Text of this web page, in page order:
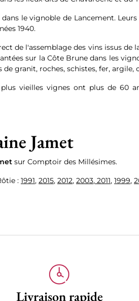
le vignoble de Lancement.
1940.
de l'assemblage des vins issus
sur la Côte Brune dans les
granit, roches, schistes, fer, argile,
vieilles vignes ont plus de 60
Jamet
sur Comptoir des Millésimes.
: 1991, 2015, 2012, 2003, 2011, 1999,
Livraison rapide